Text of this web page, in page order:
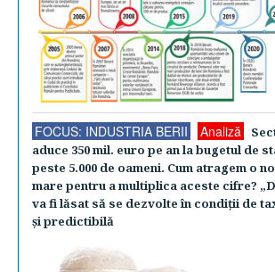
FOCUS: INDUSTRIA BERII Analiză
aduce 350 mil. euro pe an la bugetul de
peste 5.000 de oameni. Cum atragem o
mare pentru a multiplica aceste cifre?
va fi lăsat să se dezvolte în condiţii de
şi predictibilă